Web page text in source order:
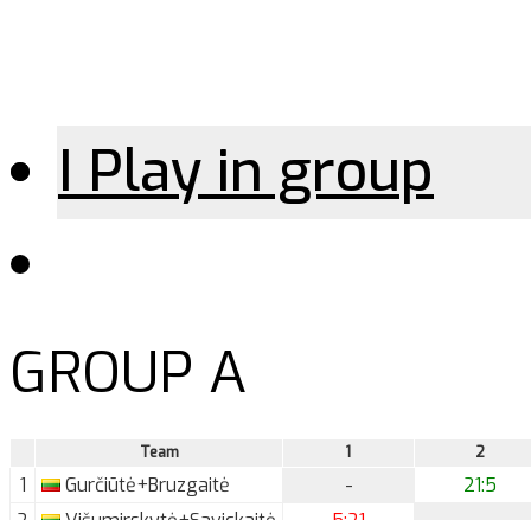
I Play in group
GROUP A
Team 1 2
1 Gurčiūtė+Bruzgaitė -
21:5